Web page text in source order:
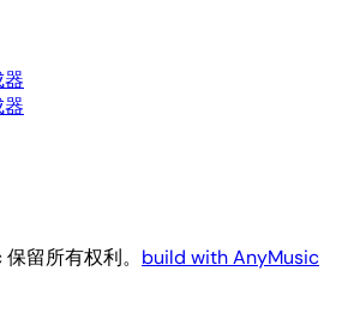
留所有权利。 build with AnyMusic